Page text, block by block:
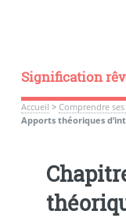
Signification
Accueil > Comprendre ses
Apports théoriques